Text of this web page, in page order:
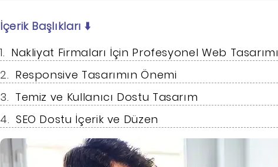
İçerik Başlıkları ⬇️
Nakliyat Firmaları İçin Profesyonel Web Tasarımı
Responsive Tasarımın Önemi
Temiz ve Kullanıcı Dostu Tasarım
SEO Dostu İçerik ve Düzen